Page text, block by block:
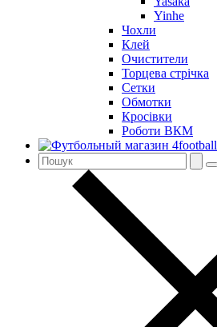
Yinhe
Чохли
Клей
Очистители
Торцева стрічка
Сетки
Обмотки
Кросівки
Роботи ВКМ